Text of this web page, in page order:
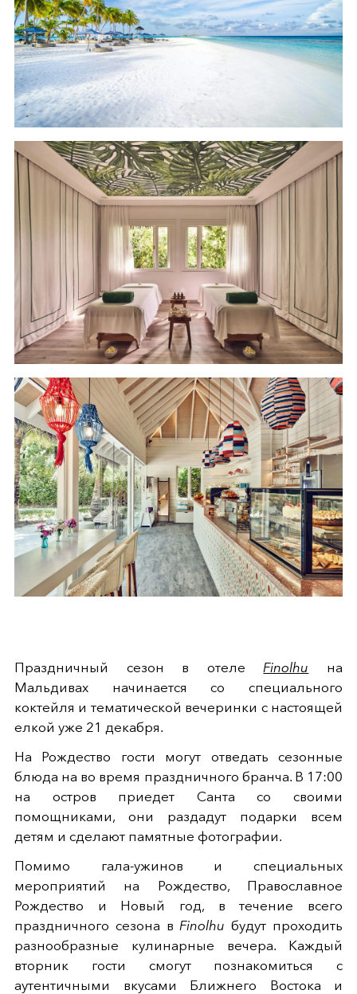
Праздничный сезон в отеле Finolhu на
Мальдивах начинается со специального
коктейля и тематической вечеринки с настоящей
елкой уже 21 декабря.
На Рождество гости могут отведать сезонные
блюда на во время праздничного бранча. В 17:00
на остров приедет Санта со своими
помощниками, они раздадут подарки всем
детям и сделают памятные фотографии.
Помимо гала-ужинов и специальных
мероприятий на Рождество, Православное
Рождество и Новый год, в течение всего
праздничного сезона в Finolhu будут проходить
разнообразные кулинарные вечера. Каждый
вторник гости смогут познакомиться с
аутентичными вкусами Ближнего Востока и